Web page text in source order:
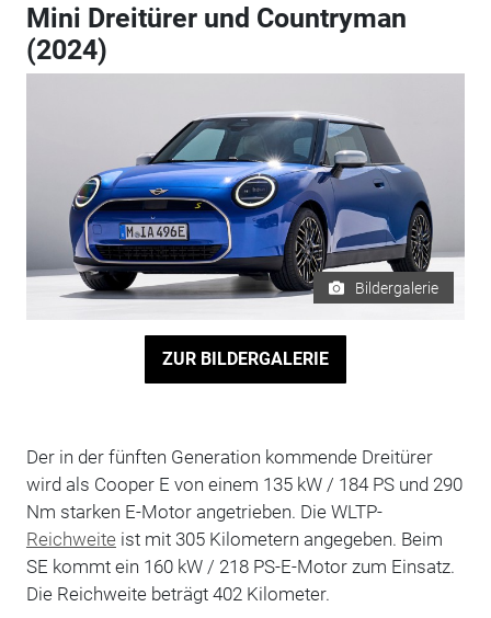
Mini Dreitürer und Countryman
(2024)
Bildergalerie
ZUR BILDERGALERIE
Der in der fünften Generation kommende Dreitürer
wird als Cooper E von einem 135 kW / 184 PS und 290
Nm starken E-Motor angetrieben. Die WLTP-
Reichweite ist mit 305 Kilometern angegeben. Beim
SE kommt ein 160 kW / 218 PS-E-Motor zum Einsatz.
Die Reichweite beträgt 402 Kilometer.